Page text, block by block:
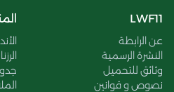
LWF11
عن الرابطة
النشرة الرسمية
وثائق للتحميل
نصوص و قوانين